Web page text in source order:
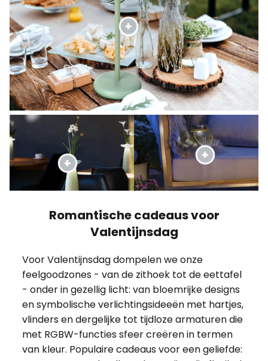
Romantische cadeaus voor
Valentijnsdag
Voor Valentijnsdag dompelen we onze
- onder in gezellig licht: van bloemrijke designs
en symbolische verlichtingsideeën met hartjes,
vlinders en dergelijke tot tijdloze armaturen die
met RGBW-functies sfeer creëren in termen
van kleur. Populaire cadeaus voor een geliefde:
Lampen met oplaadbare batterijen die flexibel
kunnen worden gebruikt om elke ruimte te
verlichten.
Meer cadeau-ideeën